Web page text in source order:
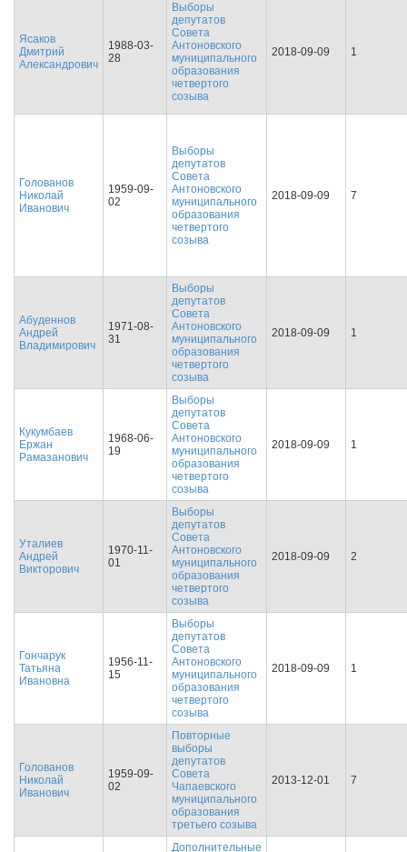
Ясаков
Дмитрий
Александрович
1988-03-
28
Выборы
депутатов
Совета
Антоновского
муниципального
образования
четвертого
созыва
2018-09-09 1
Голованов
Николай
Иванович
1959-09-
02
Выборы
депутатов
Совета
Антоновского
муниципального
образования
четвертого
созыва
2018-09-09 7
Абуденнов
Андрей
Владимирович
1971-08-
31
Выборы
депутатов
Совета
Антоновского
муниципального
образования
четвертого
созыва
2018-09-09 1
Кукумбаев
Ержан
Рамазанович
1968-06-
19
Выборы
депутатов
Совета
Антоновского
муниципального
образования
четвертого
созыва
2018-09-09 1
Уталиев
Андрей
Викторович
1970-11-
01
Выборы
депутатов
Совета
Антоновского
муниципального
образования
четвертого
созыва
2018-09-09 2
Гончарук
Татьяна
Ивановна
1956-11-
15
Выборы
депутатов
Совета
Антоновского
муниципального
образования
четвертого
созыва
2018-09-09 1
Голованов
Николай
Иванович
1959-09-
02
Повторные
выборы
депутатов
Совета
Чапаевского
муниципального
образования
третьего созыва
2013-12-01 7
Дополнительные